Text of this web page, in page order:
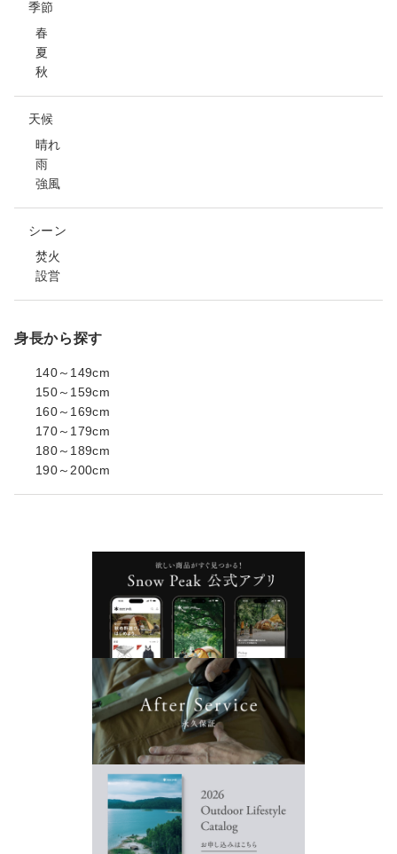
季節
春
夏
秋
天候
晴れ
雨
強風
シーン
焚火
設営
身長から探す
140～149cm
150～159cm
160～169cm
170～179cm
180～189cm
190～200cm